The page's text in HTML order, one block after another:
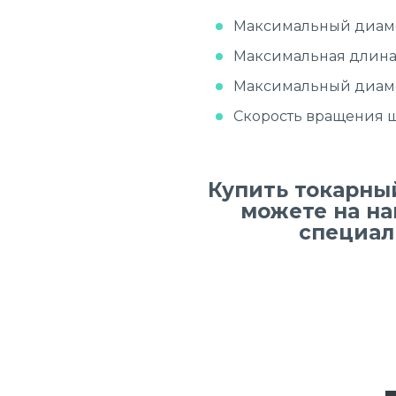
Максимальный
Максимальная
Максимальный
Скорость вращения
Купить
можете на